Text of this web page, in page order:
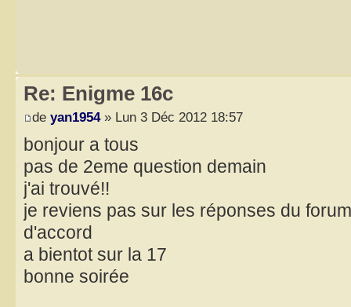
Re: Enigme 16c
de yan1954» Lun 3 Déc 2012 18:57
bonjour a tous
pas de 2eme question demain
j'ai trouvé!!
je reviens pas sur les réponses du
d'accord
a bientot sur la 17
bonne soirée